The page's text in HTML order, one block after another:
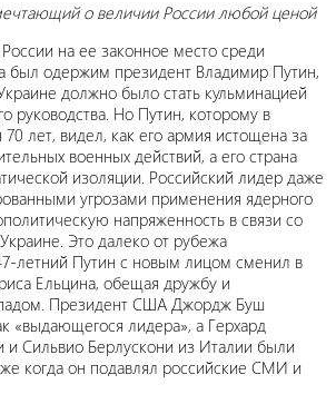
о величии России любой ценой
на ее законное место среди
был одержим президент Владимир Путин,
должно было стать кульминацией
руководства. Но Путин, которому в
70 лет, видел, как его армия истощена за
военных действий, а его страна
изоляции. Российский лидер даже
угрозами применения ядерного
напряженность в связи со
Это далеко от рубежа
летний Путин с новым лицом сменил в
Ельцина, обещая дружбу и
Президент США Джордж Буш
«выдающегося лидера», а Герхард
Сильвио Берлускони из Италии были
когда он подавлял российские СМИ и